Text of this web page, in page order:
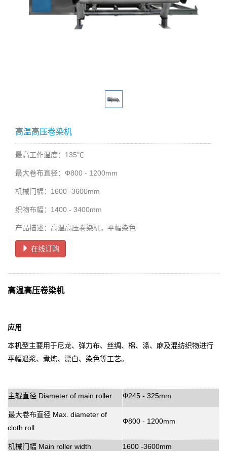
高温高压卷染机
最高工作温度：135℃
最大卷布直径：Φ800 - 1200mm
机械门幅：1600 -3600mm
织物布幅：1400 - 3400mm
产品描述：高温高压卷染机，平幅染色
在线订购
高温高压卷染机
应用
本机型主要用于尼龙、弹力布、丝绸、棉、涤、麻及混纺织物进行
平幅退浆、煮炼、漂白、染色等工艺。
主辊直径 Diameter of main roller Φ245 - 325mm
最大卷布直径 Max. diameter of
cloth roll
Φ800 - 1200mm
机械门幅 Main roller width 1600 -3600mm